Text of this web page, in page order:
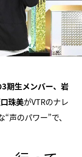
期生メンバー、岩
珠美がVTRのナレ
声のパワー”で、